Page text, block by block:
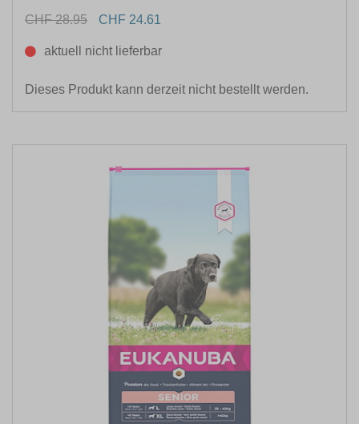
CHF 28.95 CHF 24.61
aktuell nicht lieferbar
Dieses Produkt kann derzeit nicht bestellt werden.